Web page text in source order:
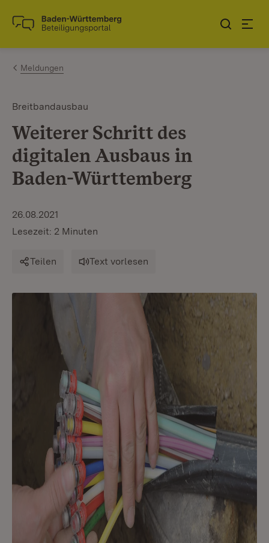
Zum Inhalt springen
Link zur Startseite
Meldungen
Breitbandausbau
Weiterer Schritt des
digitalen Ausbaus in
Baden-Württemberg
26.08.2021
Lesezeit: 2 Minuten
Teilen Text vorlesen